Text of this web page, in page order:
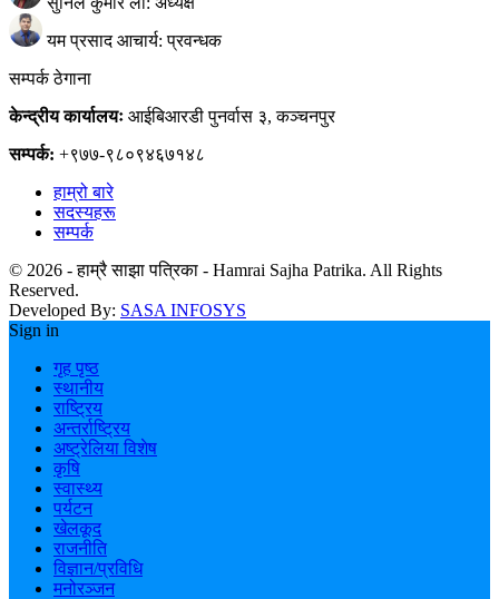
यम प्रसाद आचार्य: प्रवन्धक
सम्पर्क ठेगाना
केन्द्रीय कार्यालयः आईबिआरडी पुनर्वास ३, कञ्चनपुर
सम्पर्क: +९७७-९८०९४६७१४८
हाम्रो बारे
सदस्यहरू
सम्पर्क
© 2026 - हाम्रै साझा पत्रिका - Hamrai Sajha Patrika. All Rights
Reserved.
Developed By: SASA INFOSYS
Sign in
गृह पृष्ठ
स्थानीय
राष्ट्रिय
अन्तर्राष्ट्रिय
अष्ट्रेलिया विशेष
कृषि
स्वास्थ्य
पर्यटन
खेलकूद
राजनीति
विज्ञान/प्रविधि
मनोरञ्जन